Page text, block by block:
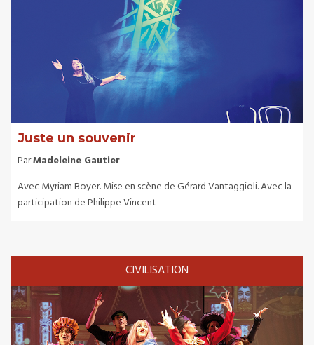
Juste un souvenir
ParMadeleine Gautier
Avec Myriam Boyer. Mise en scène de Gérard Vantaggioli. Avec la
participation de Philippe Vincent
CIVILISATION